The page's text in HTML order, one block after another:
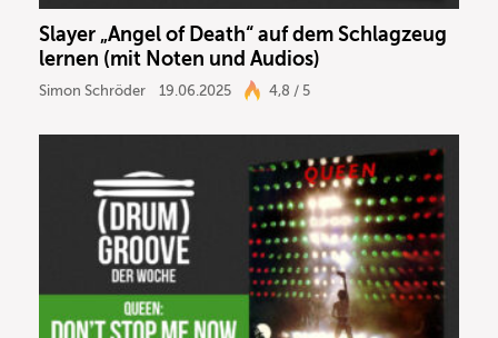
Slayer „Angel of Death“ auf dem Schlagzeug
lernen (mit Noten und Audios)
Simon Schröder 19.06.2025 4,8 / 5